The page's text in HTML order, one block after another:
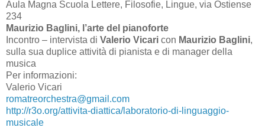
Aula Magna Scuola Lettere, Filosofie, Lingue, via Ostiense
234
Maurizio Baglini, l’arte del pianoforte
Incontro – intervista di Valerio Vicari con Maurizio Baglini,
sulla sua duplice attività di pianista e di manager della
musica
Per informazioni:
Valerio Vicari
romatreorchestra@gmail.com
http://r3o.org/attivita-diattica/laboratorio-di-linguaggio-
musicale